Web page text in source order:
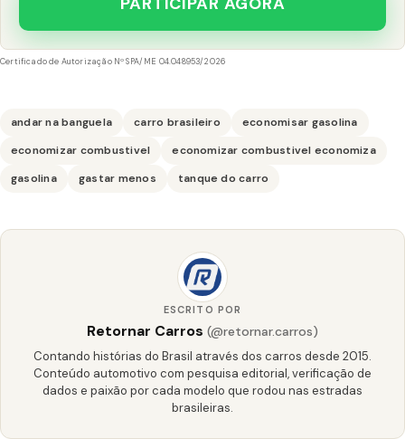
Certificado de Autorização Nº SPA/ME 04.048953/2026
andar na banguela carro brasileiro
economisar gasolina
economizar combustivel
economizar combustivel economiza
gasolina
gastar menos tanque do carro
ESCRITO POR
Retornar Carros (@retornar.carros)
Contando histórias do Brasil através dos carros desde 2015.
Conteúdo automotivo com pesquisa editorial, verificação de
dados e paixão por cada modelo que rodou nas estradas
brasileiras.